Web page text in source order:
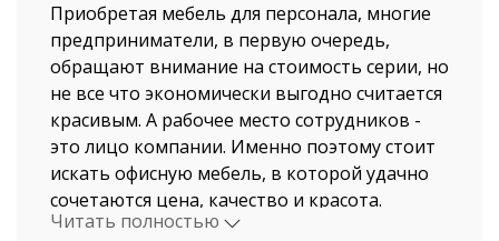
Приобретая мебель для персонала, многие
предприниматели, в первую очередь,
обращают внимание на стоимость серии, но
не все что экономически выгодно считается
красивым. А рабочее место сотрудников -
это лицо компании. Именно поэтому стоит
искать офисную мебель, в которой удачно
сочетаются цена, качество и красота.
Спешим вас порадовать. В интернет-
Читать полностью